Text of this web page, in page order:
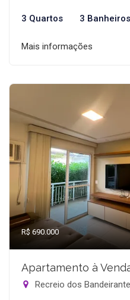
3 Quartos 3 Banheiros
Mais informações
R$ 690.000
Apartamento à
Recreio dos